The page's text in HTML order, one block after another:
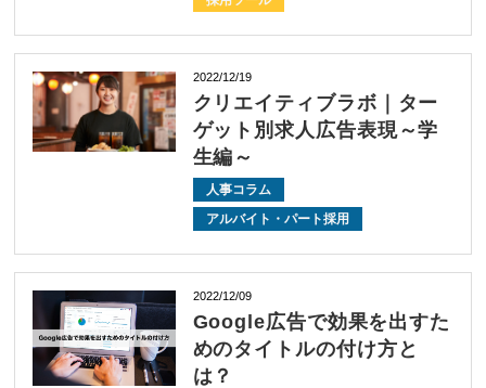
2022/12/19
クリエイティブラボ｜ター
ゲット別求人広告表現～学
生編～
人事コラム
アルバイト・パート採用
2022/12/09
Google広告で効果を出すた
めのタイトルの付け方と
は？